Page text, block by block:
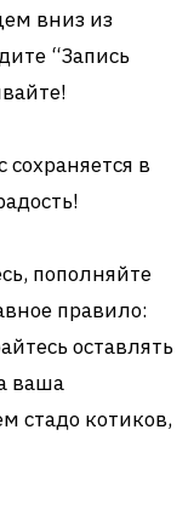
вниз из
“Запись
сохраняется в
пополняйте
правило:
оставлять
ваша
стадо котиков,